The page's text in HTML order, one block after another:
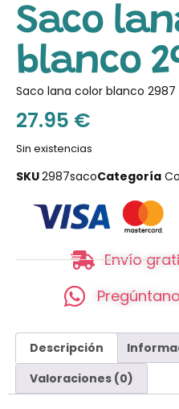
Saco
blanco
Saco lana color blanco 2987
27.95 €
Sin existencias
SKU2987sacoCategoría
Envío
Descripción
Valoraciones (0)